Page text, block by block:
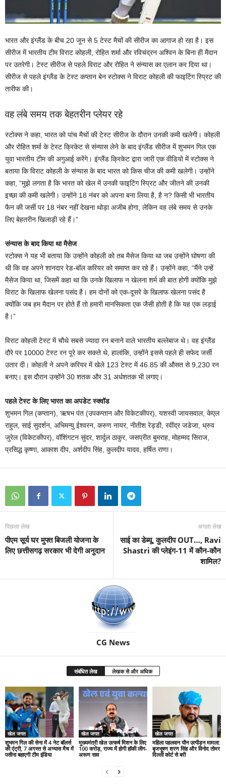
भारत और इंग्‍लैंड के बीच 20 जून से 5 टेस्‍ट मैचों की सीरीज का आगाज हो रहा है। इस
सीरीज में भारतीय टीम विराट कोहली, रोहित शर्मा और रविचंद्रन अश्विन के बिना ही मैदान
पर उतरेगी। टेस्‍ट सीरीज से पहले विराट और रोहित ने संन्‍यास का एलान कर दिया था।
सीरीज से पहले इंग्‍लैंड के टेस्‍ट कप्‍तान बेन स्टोक्स ने विराट कोहली की फाइटिंग स्प्रिट की
तारीफ की।
वह लंबे समय तक बेहतरीन प्‍लेयर रहे
स्‍टोक्‍स ने कहा, भारत को पांच मैचों की टेस्ट सीरीज के दौरान उनकी कमी खलेगी। कोहली
और रोहित शर्मा के टेस्ट क्रिकेट से संन्यास लेने के बाद इंग्लैंड सीरीज में शुभमन गिल एक
युवा भारतीय टीम की अगुआई करेंगे। इंग्लैंड क्रिकेट द्वारा जारी एक वीडियो में स्टोक्स ने
बताया कि विराट कोहली के संन्यास के बाद भारत को किस चीज की कमी खलेगी। उन्होंने
कहा, “मुझे लगता है कि भारत को खेल में उनकी फाइटिंग स्प्रिट और जीतने की उनकी
इच्छा की कमी खलेगी। उन्होंने 18 नंबर को अपना बना लिया है, है न? किसी भी भारतीय
फैन की जर्सी पर 18 नंबर नहीं देखना थोड़ा अजीब होगा, लेकिन वह लंबे समय से उनके
लिए बेहतरीन खिलाड़ी रहे हैं।”
संन्‍यास के बाद किया था मैसेज
स्टोक्स ने यह भी बताया कि उन्होंने कोहली को तब मैसेज किया था जब उन्होंने घोषणा की
थी कि वह अपने शानदार रेड-बॉल करियर को समाप्त कर रहे हैं। उन्होंने कहा, “मैंने उन्हें
मैसेज किया था, जिसमें कहा था कि उनके खिलाफ न खेलना शर्म की बात होगी क्योंकि मुझे
विराट के खिलाफ खेलना पसंद है। हम दोनों को एक-दूसरे के खिलाफ खेलना पसंद है
क्योंकि जब हम मैदान पर होते हैं तो हमारी मानसिकता एक जैसी होती है कि यह एक लड़ाई
है।”
विराट कोहली टेस्‍ट में चौथे सबसे ज्‍यादा रन बनाने वाले भारतीय बल्‍लेबाज थे। वह इंग्‍लैंड
दौरे पर 10000 टेस्ट रन पूरे कर सकते थे, हालांकि, उन्‍होंने इससे पहले ही सफेद जर्सी
उतार दी। कोहली ने अपने करियर में खेले 123 टेस्‍ट में 46.85 की औसत से 9,230 रन
बनाए। इस दौरान उन्‍होंने 30 शतक और 31 अर्धशतक भी लगाए।
पहले टेस्ट के लिए भारत का अपडेट स्‍क्वॉड
शुभमन गिल (कप्तान), ऋषभ पंत (उपकप्तान और विकेटकीपर), यशस्वी जायसवाल, केएल
राहुल, साई सुदर्शन, अभिमन्यु ईश्वरन, करुण नायर, नीतीश रेड्डी, रवींद्र जडेजा, ध्रुव
जुरेल (विकेटकीपर), वॉशिंगटन सुंदर, शार्दुल ठाकुर, जसप्रीत बुमराह, मोहम्मद सिराज,
प्रसिद्ध कृष्णा, आकाश दीप, अर्शदीप सिंह, कुलदीप यादव, हर्षित राणा।
पिछला लेख
पीएम सूर्य घर मुफ्त बिजली योजना के
लिए छत्तीसगढ़ सरकार भी देगी अनुदान
अगला लेख
साई का डेब्यू, कुलदीप OUT…, Ravi
Shastri की प्लेइंग-11 में कौन-कौन
शामिल?
CG News
संबंधित लेख लेखक से और अधिक
खेल जगत
शुभमन गिल की सेना में 4 नेट बॉलर्स
की एंट्री, 7 अगस्त से अभ्यास मैच में
पसीना बहाएगी टीम इंडिया
खेल जगत
मुख्यमंत्री खेल उत्कर्ष मिशन के लिए
100 करोड़, राज्य में होगी हॉकी लीग-
अरूण साव
खेल जगत
महिला पहलवान यौन उत्पीड़न मामला:
बृजभूषण शरण सिंह और विनोद तोमर
दिल्ली कोर्ट से बरी